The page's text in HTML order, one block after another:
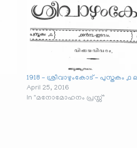
1918 – ശ്രീവാഴുംകോട് – പുസ്തകം ൧
April 25, 2016
In "മനോമോഹനം പ്രസ്സ്"